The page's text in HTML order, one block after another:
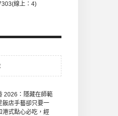
線上：4)
2026：隱藏在師範
飯店手藝卻只要一
港式點心必吃，經